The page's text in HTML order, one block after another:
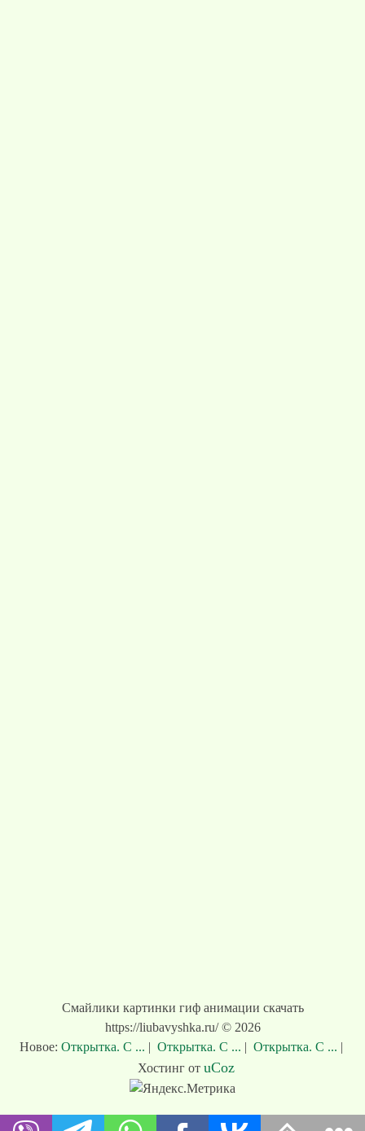
Смайлики картинки гиф анимации скачать
https://liubavyshka.ru/ © 2026
Новое: Открытка. С ... | Открытка. С ... | Открытка. С ... |
Хостинг от uCoz